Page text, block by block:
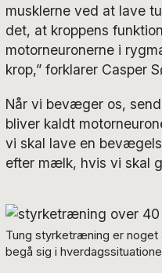
musklerne ved at lave
det, at kroppens
motorneuronerne i
krop,” forklarer Casper
Når vi bevæger os,
bliver kaldt
vi skal lave en
efter mælk, hvis vi skal
Tung styrketræning er
begå sig i